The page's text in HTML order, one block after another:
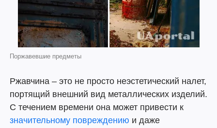
Поржавевшие предметы
Ржавчина – это не просто неэстетический налет,
портящий внешний вид металлических изделий.
С течением времени она может привести к
значительному повреждению и даже